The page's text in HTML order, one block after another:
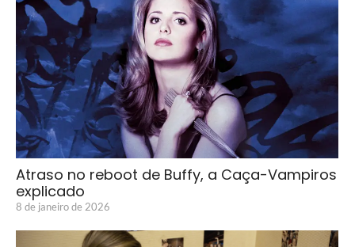
Atraso no reboot de Buffy, a Caça-Vampiros
explicado
8 de janeiro de 2026